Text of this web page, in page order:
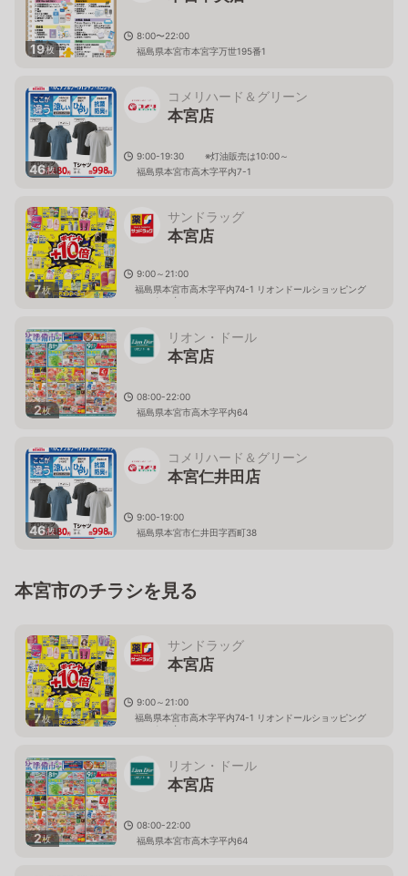
19枚
8:00〜22:00
福島県本宮市本宮字万世195番1
46枚
コメリハード＆グリーン
本宮店
9:00-19:30 ※灯油販売は10:00～
福島県本宮市高木字平内7-1
7枚
サンドラッグ
本宮店
9:00～21:00
福島県本宮市高木字平内74-1 リオンドールショッピング
センター内
2枚
リオン・ドール
本宮店
08:00-22:00
福島県本宮市高木字平内64
46枚
コメリハード＆グリーン
本宮仁井田店
9:00-19:00
福島県本宮市仁井田字西町38
本宮市のチラシを見る
7枚
サンドラッグ
本宮店
9:00～21:00
福島県本宮市高木字平内74-1 リオンドールショッピング
センター内
2枚
リオン・ドール
本宮店
08:00-22:00
福島県本宮市高木字平内64